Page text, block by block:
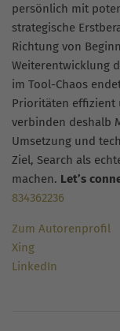
persönlich mit
strategische
Richtung von
Weiterentwicklung
im Tool-Chaos
Prioritäten effizient
verbinden deshalb
Umsetzung und
Ziel, Search als
machen. Let’s
834362236
Zum Autorenprofil
Xing
LinkedIn